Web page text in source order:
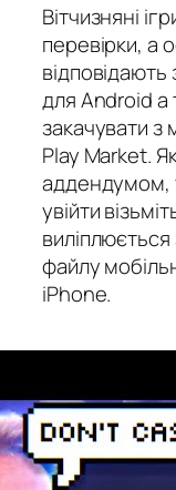
Вітчизняні
перевірки, а
для Android а
закачувати з
Play Market.
аддендумом,
увійти
файлу
iPhone.